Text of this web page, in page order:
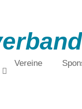
Vereine